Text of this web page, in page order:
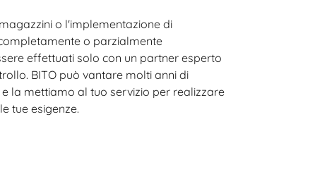
o l'implementazione di
o parzialmente
effettuati solo con un partner esperto
BITO può vantare molti anni di
la mettiamo al tuo servizio per realizzare
tue esigenze.